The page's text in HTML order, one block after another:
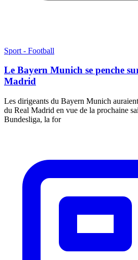
Sport - Football
Le Bayern Munich se penche
Madrid
Les dirigeants du Bayern Munich
du Real Madrid en vue de la prochaine
Bundesliga, la for